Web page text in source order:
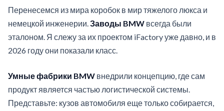
Перенесемся из мира коробок в мир тяжелого люкса и
немецкой инженерии.Заводы BMW всегда были
эталоном. Я слежу за их проектом iFactory уже давно, и в
2026 году они показали класс.
Умные фабрики BMW внедрили концепцию, где сам
продукт является частью логистической системы.
Представьте: кузов автомобиля еще только собирается,